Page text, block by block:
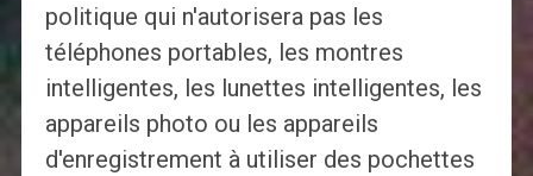
politique qui n'autorisera pas les
téléphones portables, les montres
intelligentes, les lunettes intelligentes, les
appareils photo ou les appareils
d'enregistrement à utiliser des pochettes